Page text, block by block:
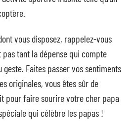
vous disposez, rappelez-vous
pas tant la dépense qui compte
geste. Faites passer vos sentiments
originales, vous êtes sûr de
pour faire sourire votre cher papa
qui célèbre les papas !